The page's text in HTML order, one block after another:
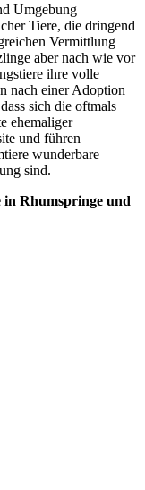
Umgebung
Tiere, die dringend
Vermittlung
aber nach wie vor
ihre volle
nach einer Adoption
sich die oftmals
ehemaliger
und führen
wunderbare
sind.
Rhumspringe und